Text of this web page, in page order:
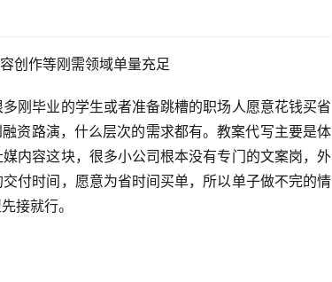
创作等刚需领域单量充足
刚毕业的学生或者准备跳槽的职场人愿意花钱买省
资路演，什么层次的需求都有。教案代写主要是体
内容这块，很多小公司根本没有专门的文案岗，外
付时间，愿意为省时间买单，所以单子做不完的情
接就行。